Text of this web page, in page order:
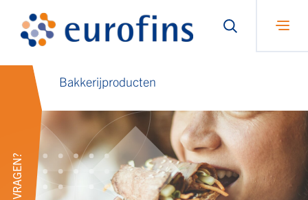
Bakkerijproducten
VRAGEN?